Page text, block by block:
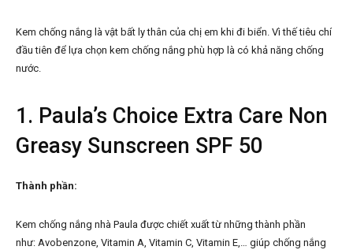
Kem chống nắng là vật bất ly thân của chị em khi đi biển. Vì thế tiêu chí
đầu tiên để lựa chọn kem chống nắng phù hợp là có khả năng chống
nước.
1. Paula’s Choice Extra Care Non
Greasy Sunscreen SPF 50
Thành phần:
Kem chống nắng nhà Paula được chiết xuất từ những thành phần
như: Avobenzone, Vitamin A, Vitamin C, Vitamin E,… giúp chống nắng